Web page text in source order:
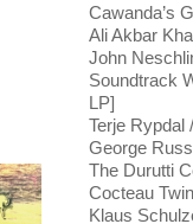
Cawanda’s
Ali Akbar
John
Soundtrack
LP]
Terje Rypdal
George
The Durutti
Cocteau
Klaus